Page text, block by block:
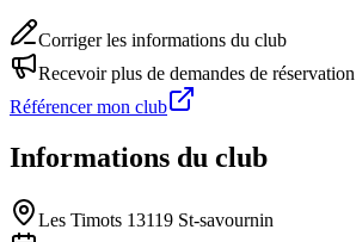
Corriger les informations du club
Recevoir plus de demandes de réservation
Référencer mon club
Informations du club
Les Timots 13119 St-savournin